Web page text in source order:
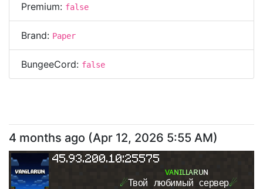
Premium: false
Brand: Paper
BungeeCord: false
4 months ago (Apr 12, 2026 5:55 AM)
45.93.200.10:25575
ᴠᴀɴɪʟʟᴀʀᴜɴ
☄Твой любимый сервер☄